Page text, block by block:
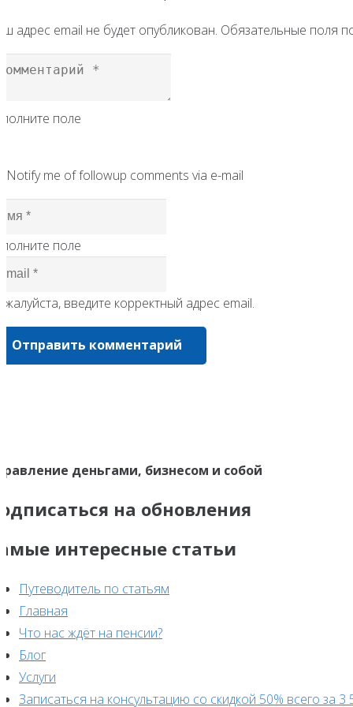
адрес email не будет опубликован. Обязательные поля
поле
Notify me of followup comments via e-mail
поле
введите корректный адрес email.
Отправить комментарий
деньгами, бизнесом и собой
на обновления
интересные статьи
Путеводитель по статьям
Главная
Что нас ждёт на пенсии?
Блог
Услуги
Записаться на консультацию со скидкой 50% всего за 3